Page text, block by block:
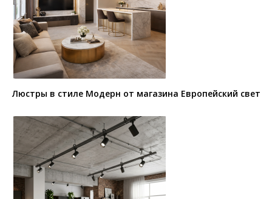
Люстры в стиле Модерн от магазина Европейский свет